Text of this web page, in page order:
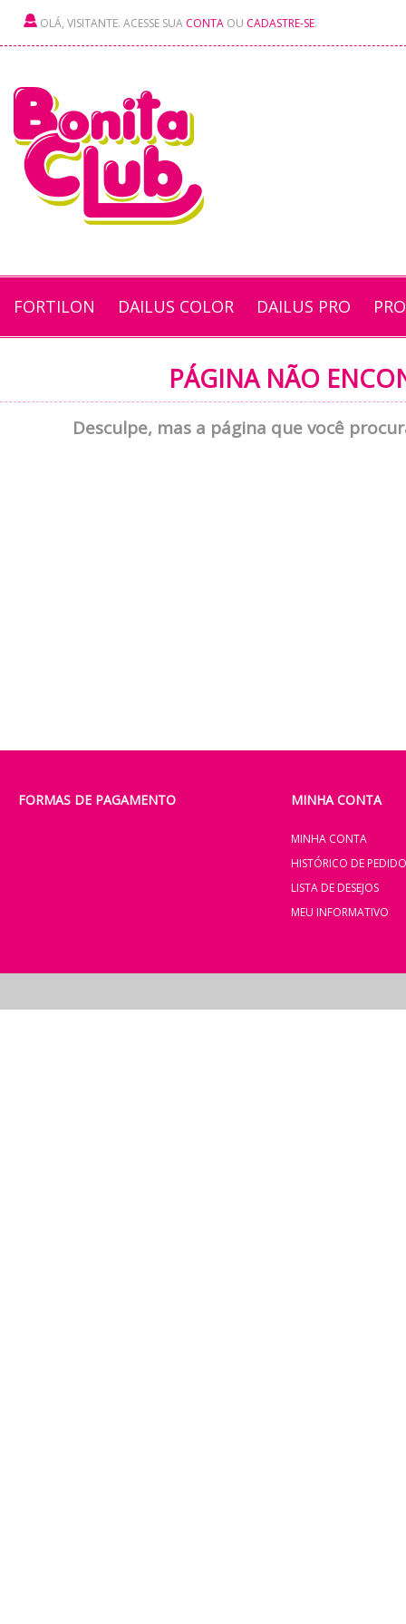
OLÁ, VISITANTE. ACESSE SUA CONTA OU CADASTRE-SE.
FORTILON DAILUS COLOR DAILUS PRO
PÁGINA NÃO
Desculpe, mas a página que você
FORMAS DE PAGAMENTO MINHA CONTA
MINHA CONTA
HISTÓRICO DE
LISTA DE DESEJOS
MEU INFORMATIVO